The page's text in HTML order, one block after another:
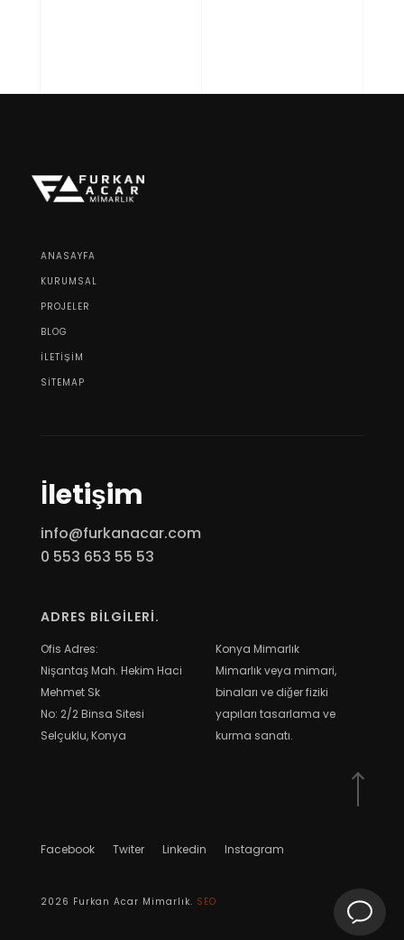
ANASAYFA
KURUMSAL
PROJELER
BLOG
İLETİŞİM
SİTEMAP
İletişim
info@furkanacar.com
0 553 653 55 53
ADRES BİLGİLERİ.
Ofis Adres:
Nişantaş Mah. Hekim Haci
Mehmet Sk
No: 2/2 Binsa Sitesi
Selçuklu, Konya
Konya Mimarlık
Mimarlık veya mimari,
binaları ve diğer fiziki
yapıları tasarlama ve
kurma sanatı.
2026 Furkan Acar Mimarlık. SEO
Facebook Twiter Linkedin Instagram